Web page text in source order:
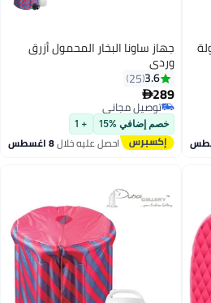
جهاز ساونا البخار المحمول أزرق
وردي
25
توصيل مجاني
توصيل مجاني
خصم إضافي %15 + 1
احصل عليه خلال8 اغسطس